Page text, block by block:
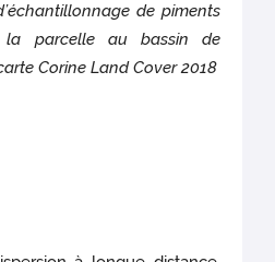
de piments
la parcelle au bassin de
Corine Land Cover 2018